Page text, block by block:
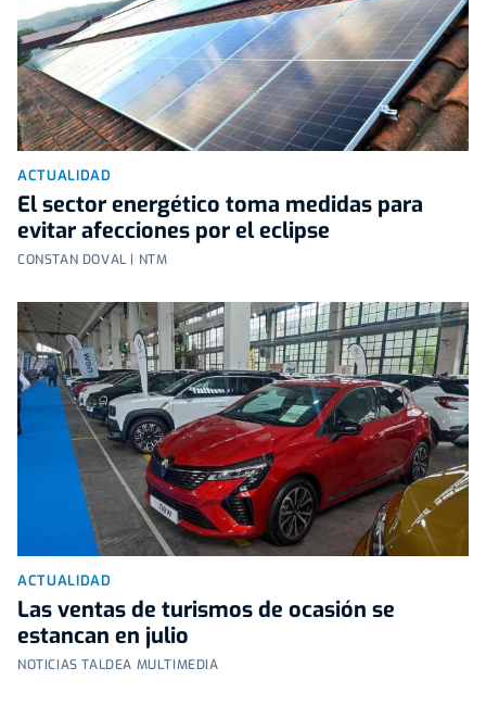
ACTUALIDAD
El sector energético toma medidas para
evitar afecciones por el eclipse
CONSTAN DOVAL | NTM
ACTUALIDAD
Las ventas de turismos de ocasión se
estancan en julio
NOTICIAS TALDEA MULTIMEDIA